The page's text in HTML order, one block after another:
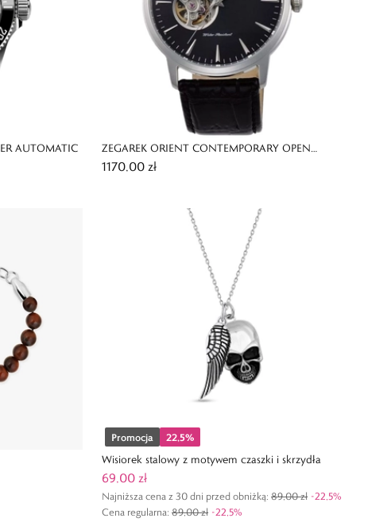
AUTOMATIC
ZEGAREK ORIENT CONTEMPORARY OPEN
HEART AUTOMATIC
1170,00 zł
Promocja 22,5%
Wisiorek stalowy z motywem czaszki i skrzydła
69,00 zł
Najniższa cena z 30 dni przed obniżką: 89,00 zł -22,5%
Cena regularna: 89,00 zł -22,5%